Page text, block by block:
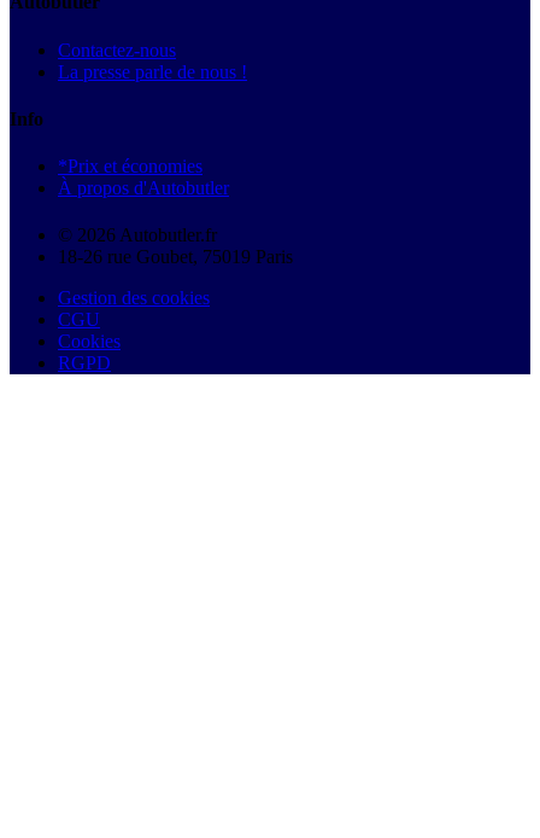
Contactez-nous
La presse parle de nous !
Info
*Prix et économies
À propos d'Autobutler
© 2026 Autobutler.fr
18-26 rue Goubet, 75019 Paris
Gestion des cookies
CGU
Cookies
RGPD